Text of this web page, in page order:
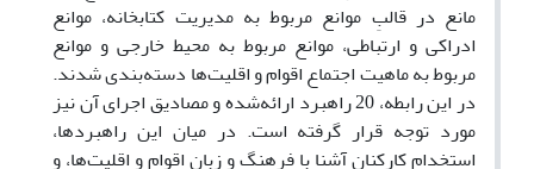
مانع در قالبِ موانع مربوط به مدیریت کتابخانه، موانع
ادراکی و ارتباطی، موانع مربوط به محیط خارجی و موانع
مربوط به ماهیت اجتماع اقوام و اقلیت‌ها دسته‌بندی شدند.
در این رابطه، 20 راهبرد ارائه‌شده و مصادیق اجرای آن نیز
مورد توجه قرار گرفته است. در میان این راهبردها،
استخدام کارکنان آشنا با فرهنگ و زبان اقوام و اقلیت‌ها، و